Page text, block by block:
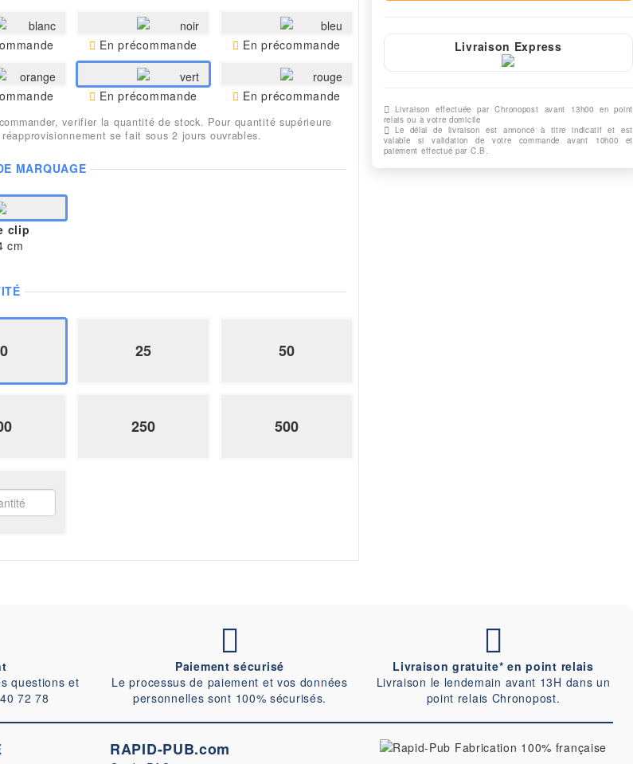
blanc
noir
En précommande
bleu
En précommande
orange
vert
En précommande
rouge
En précommande
verifier la quantité de stock. Pour quantité supérieure
se fait sous 2 jours ouvrables.
MARQUAGE
clip
cm
25 50
250 500
Livraison Express
Livraison effectuée par Chronopost avant 13h00 en point
relais ou à votre domicile
Le délai de livraison est annoncé à titre indicatif et est
valable si validation de votre commande avant 10h00 et
paiement effectué par C.B.
questions et
72 78
Paiement sécurisé
Le processus de paiement et vos données
personnelles sont 100% sécurisés.
Livraison gratuite* en point relais
Livraison le lendemain avant 13H dans un
point relais Chronopost.
RAPID-PUB.com